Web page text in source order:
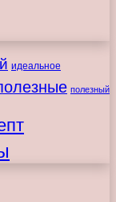
идеальное
полезный